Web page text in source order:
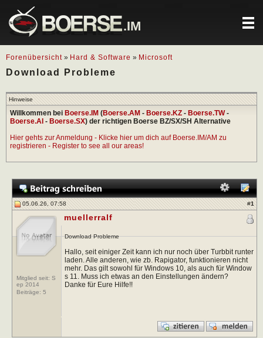
.IM
Forenübersicht » Hard & Software » Microsoft
Download Probleme
Hinweise
Willkommen bei Boerse.IM (Boerse.AM - Boerse.KZ - Boerse.TW-
Boerse.AI - Boerse.SX) der richtigen Boerse BZ/SX/SH Alternative
Hier gehts zur Anmeldung - Klicke hier um dich auf Boerse.IM/AM zu
registrieren - Register to see all our areas!
05.06.26, 07:58 #1
Mitglied seit: S
ep 2014
Beiträge: 5
muellerralf
Download Probleme
Hallo, seit einiger Zeit kann ich nur noch über Turbbit runter
laden. Alle anderen, wie zb. Rapigator, funktionieren nicht
mehr. Das gilt sowohl für Windows 10, als auch für Window
s 11. Muss ich etwas an den Einstellungen ändern?
Danke für Eure Hilfe!!